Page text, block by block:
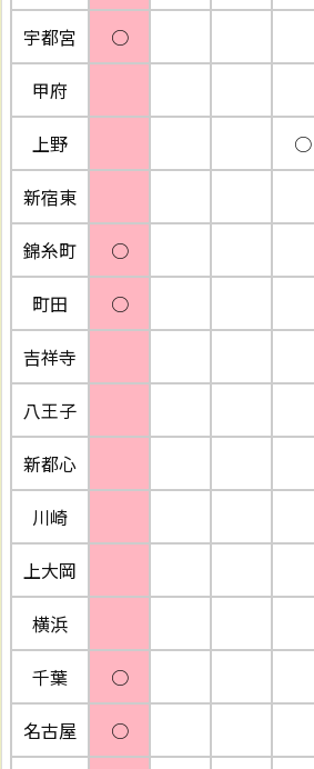
宇都宮
○
甲府
上野
○
新宿東
錦糸町
○
町田
○
吉祥寺
八王子
新都心
川崎
上大岡
横浜
千葉
○
名古屋
○